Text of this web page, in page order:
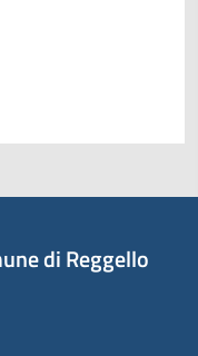
di Reggello